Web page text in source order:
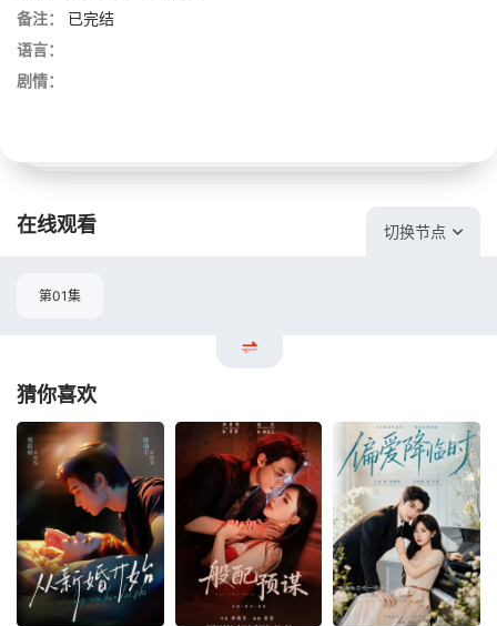
备注：
已完结
语言：
剧情：
在线观看 切换节点
第01集
猜你喜欢